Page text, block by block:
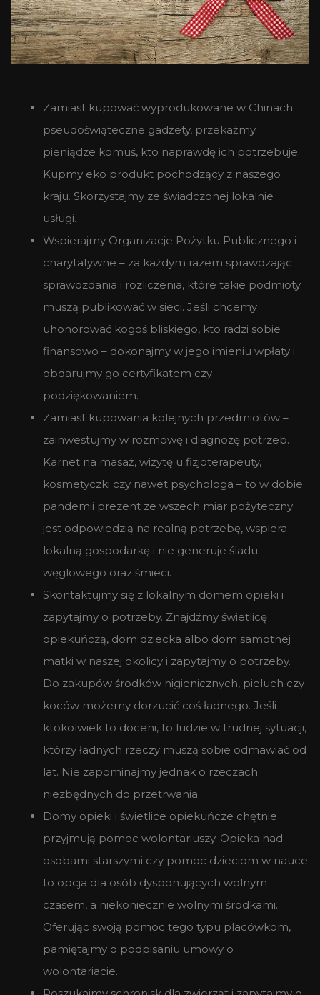
Zamiast kupować wyprodukowane w Chinach
pseudoświąteczne gadżety, przekażmy
pieniądze komuś, kto naprawdę ich potrzebuje.
Kupmy eko produkt pochodzący z naszego
kraju. Skorzystajmy ze świadczonej lokalnie
usługi.
Wspierajmy Organizacje Pożytku Publicznego i
charytatywne – za każdym razem sprawdzając
sprawozdania i rozliczenia, które takie podmioty
muszą publikować w sieci. Jeśli chcemy
uhonorować kogoś bliskiego, kto radzi sobie
finansowo – dokonajmy w jego imieniu wpłaty i
obdarujmy go certyfikatem czy
podziękowaniem.
Zamiast kupowania kolejnych przedmiotów –
zainwestujmy w rozmowę i diagnozę potrzeb.
Karnet na masaż, wizytę u fizjoterapeuty,
kosmetyczki czy nawet psychologa – to w dobie
pandemii prezent ze wszech miar pożyteczny:
jest odpowiedzią na realną potrzebę, wspiera
lokalną gospodarkę i nie generuje śladu
węglowego oraz śmieci.
Skontaktujmy się z lokalnym domem opieki i
zapytajmy o potrzeby. Znajdźmy świetlicę
opiekuńczą, dom dziecka albo dom samotnej
matki w naszej okolicy i zapytajmy o potrzeby.
Do zakupów środków higienicznych, pieluch czy
koców możemy dorzucić coś ładnego. Jeśli
ktokolwiek to doceni, to ludzie w trudnej sytuacji,
którzy ładnych rzeczy muszą sobie odmawiać od
lat. Nie zapominajmy jednak o rzeczach
niezbędnych do przetrwania.
Domy opieki i świetlice opiekuńcze chętnie
przyjmują pomoc wolontariuszy. Opieka nad
osobami starszymi czy pomoc dzieciom w nauce
to opcja dla osób dysponujących wolnym
czasem, a niekoniecznie wolnymi środkami.
Oferując swoją pomoc tego typu placówkom,
pamiętajmy o podpisaniu umowy o
wolontariacie.